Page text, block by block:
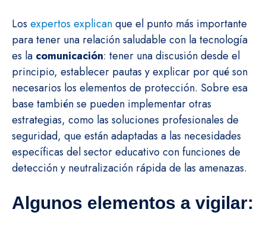
Los expertos explicanque el punto más importante
para tener una relación saludable con la tecnología
es la comunicación: tener una discusión desde el
principio, establecer pautas y explicar por qué son
necesarios los elementos de protección. Sobre esa
base también se pueden implementar otras
estrategias, como las soluciones profesionales de
seguridad, que están adaptadas a las necesidades
específicas del sector educativo con funciones de
detección y neutralización rápida de las amenazas.
Algunos elementos a vigilar: